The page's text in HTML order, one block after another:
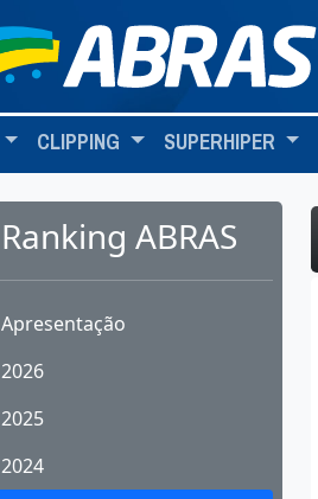
CLIPPING SUPERHIPER
Ranking ABRAS
Apresentação
2026
2025
2024